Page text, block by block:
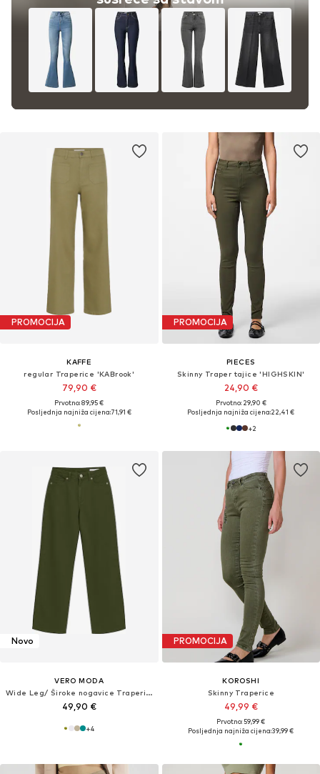
PROMOCIJA
KAFFE
regular Traperice 'KABrook'
79,90 €
Prvotno: 89,95 €
Posljednja najniža cijena:71,91 €
PROMOCIJA
PIECES
Skinny Traper tajice 'HIGHSKIN'
24,90 €
Prvotno: 29,90 €
Posljednja najniža cijena:22,41 €
+2
Novo
VERO MODA
Wide Leg/ Široke nogavice Traperice 'VMTessa'
49,90 €
+4
PROMOCIJA
KOROSHI
Skinny Traperice
49,99 €
Prvotno: 59,99 €
Posljednja najniža cijena:39,99 €